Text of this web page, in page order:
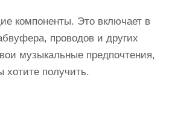
компоненты. Это включает в
проводов и других
музыкальные предпочтения,
хотите получить.